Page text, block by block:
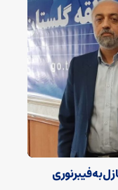
به فیبرنوری